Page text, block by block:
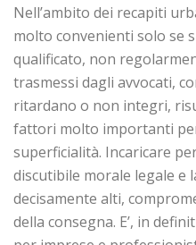
Nell’ambito dei recapiti
molto convenienti solo se
qualificato, non
trasmessi dagli avvocati,
ritardano o non integri,
fattori molto importanti
superficialità. Incaricare
discutibile morale legale e
decisamente alti,
della consegna. E’, in